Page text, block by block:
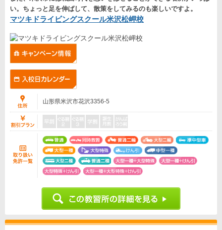
い。ちょっと足を伸ばして、散策をしてみるのも楽しいですよ。
マツキドライビングスクール米沢松岬校
山形県米沢市花沢3356-5